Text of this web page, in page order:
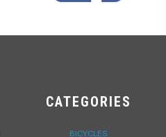
CATEGORIES
BICYCLES